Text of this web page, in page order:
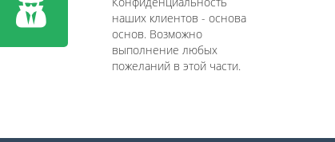
наших клиентов - основа
основ. Возможно
выполнение любых
пожеланий в этой части.